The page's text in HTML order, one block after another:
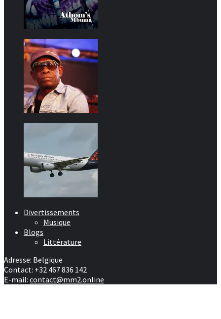
Divertissements
Musique
Blogs
Littérature
Adresse: Belgique
Contact: +32 467 836 142
E-mail: contact@mm2.online